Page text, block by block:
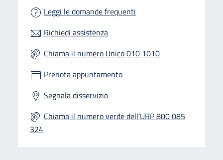
Leggi le domande frequenti
Richiedi assistenza
Chiama il numero Unico 010 1010
Prenota appuntamento
Segnala disservizio
Chiama il numero verde dell'URP 800 085
324